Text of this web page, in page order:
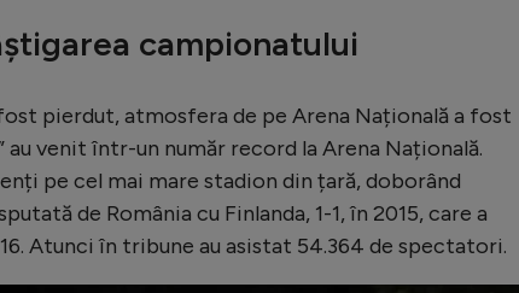
campionatului
pierdut, atmosfera de pe Arena Națională a fost
au venit într-un număr record la Arena Națională.
pe cel mai mare stadion din țară, doborând
de România cu Finlanda, 1-1, în 2015, care a
Atunci în tribune au asistat 54.364 de spectatori.